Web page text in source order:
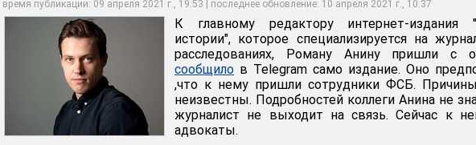
время публикации: 09 апреля 2021 г., 19:53 | последнее обновление: 10 апреля 2021 г., 10:37
Важные истории
К главному редактору интернет-издания
истории", которое специализируется на
расследованиях, Роману Анину пришли с
сообщило в Telegram само издание. Оно
,что к нему пришли сотрудники ФСБ.
неизвестны. Подробностей коллеги Анина не
журналист не выходит на связь. Сейчас к
адвокаты.